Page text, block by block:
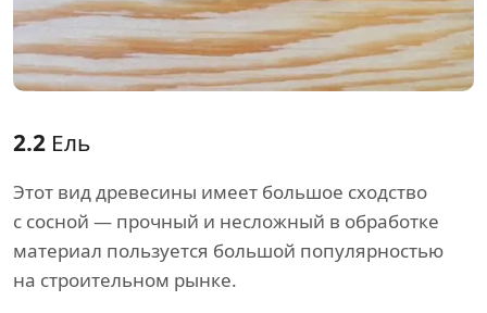
2.2 Ель
Этот вид древесины имеет большое сходство
с сосной — прочный и несложный в обработке
материал пользуется большой популярностью
на строительном рынке.